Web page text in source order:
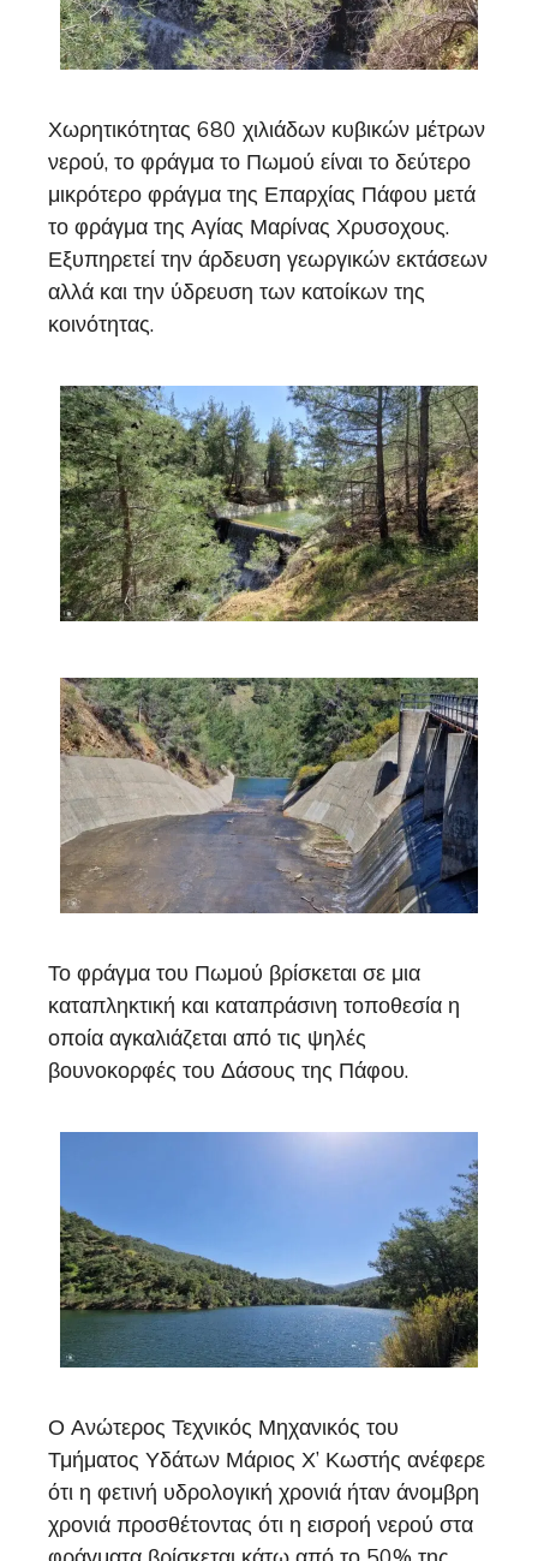
Χωρητικότητας 680 χιλιάδων κυβικών μέτρων
νερού, το φράγμα το Πωμού είναι το δεύτερο
μικρότερο φράγμα της Επαρχίας Πάφου μετά
το φράγμα της Αγίας Μαρίνας Χρυσοχους.
Εξυπηρετεί την άρδευση γεωργικών εκτάσεων
αλλά και την ύδρευση των κατοίκων της
κοινότητας.
Το φράγμα του Πωμού βρίσκεται σε μια
καταπληκτική και καταπράσινη τοποθεσία η
οποία αγκαλιάζεται από τις ψηλές
βουνοκορφές του Δάσους της Πάφου.
Ο Ανώτερος Τεχνικός Μηχανικός του
Τμήματος Υδάτων Μάριος Χ’ Κωστής ανέφερε
ότι η φετινή υδρολογική χρονιά ήταν άνομβρη
χρονιά προσθέτοντας ότι η εισροή νερού στα